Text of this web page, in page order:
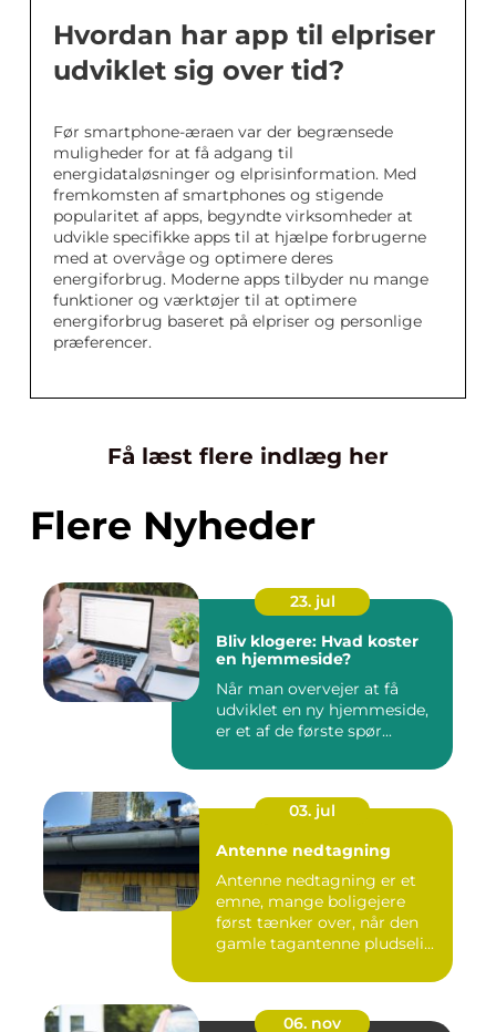
Hvordan har app til elpriser
udviklet sig over tid?
Før smartphone-æraen var der begrænsede
muligheder for at få adgang til
energidataløsninger og elprisinformation. Med
fremkomsten af smartphones og stigende
popularitet af apps, begyndte virksomheder at
udvikle specifikke apps til at hjælpe forbrugerne
med at overvåge og optimere deres
energiforbrug. Moderne apps tilbyder nu mange
funktioner og værktøjer til at optimere
energiforbrug baseret på elpriser og personlige
præferencer.
Få læst flere indlæg her
Flere Nyheder
23. jul
Bliv klogere: Hvad koster
en hjemmeside?
Når man overvejer at få
udviklet en ny hjemmeside,
er et af de første spør...
03. jul
Antenne nedtagning
Antenne nedtagning er et
emne, mange boligejere
først tænker over, når den
gamle tagantenne pludseli...
06. nov